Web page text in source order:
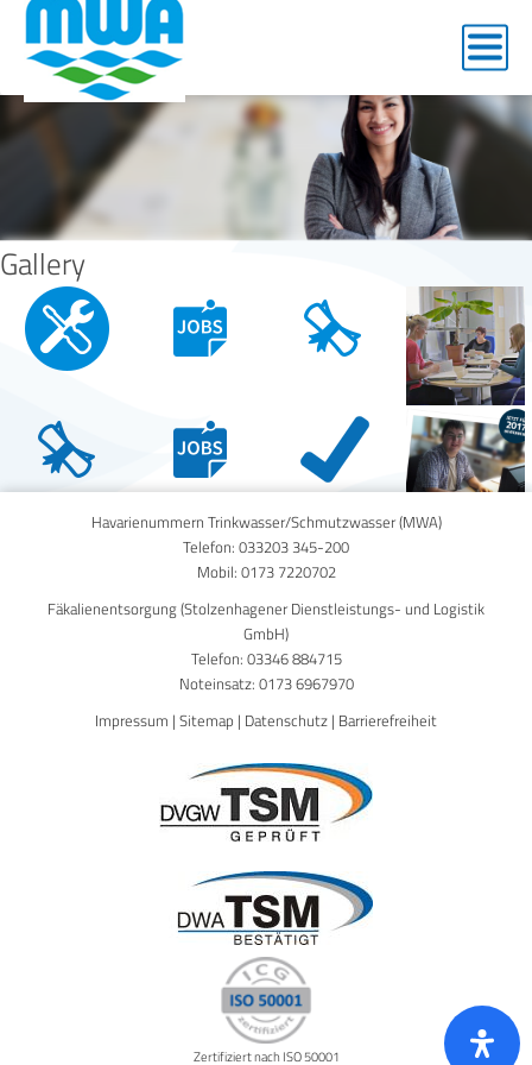
img-arbeit
Gallery
Havarienummern Trinkwasser/Schmutzwasser (MWA)
Telefon: 033203 345-200
Mobil: 0173 7220702
Fäkalienentsorgung (Stolzenhagener Dienstleistungs- und Logistik
GmbH)
Telefon: 03346 884715
Noteinsatz: 0173 6967970
Impressum | Sitemap | Datenschutz | Barrierefreiheit
Zertifiziert nach ISO 50001